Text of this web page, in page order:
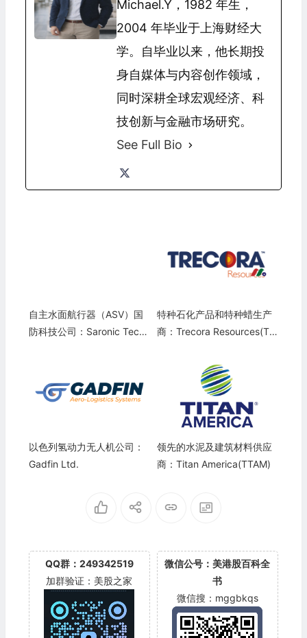
Michael.Y，1982 年生，
2004 年毕业于上海财经大
学。自毕业以来，他长期投
身自媒体与内容创作领域，
同时深耕全球宏观经济、科
技创新与金融市场研究。
See Full Bio
自主水面航行器（ASV）国
防科技公司：Saronic Techn
特种石化产品和特种蜡生产
商：Trecora Resources(TR
以色列氢动力无人机公司：
Gadfin Ltd.
领先的水泥及建筑材料供应
商：Titan America(TTAM)
QQ群：249342519
加群验证：美股之家
微信公号：美港股百科全
书
微信搜：mggbkqs